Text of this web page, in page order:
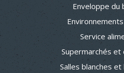
Enveloppe du
Service
Supermarchés et
Salles blanches